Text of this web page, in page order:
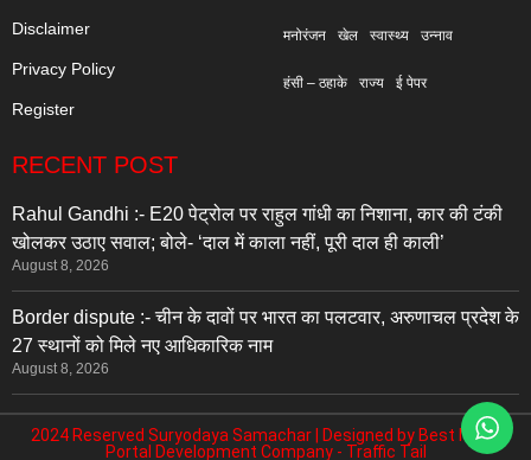
Disclaimer
Privacy Policy
Register
मनोरंजन खेल स्वास्थ्य उन्नाव
हंसी – ठहाके राज्य ई पेपर
RECENT POST
Rahul Gandhi :- E20 पेट्रोल पर राहुल गांधी का निशाना, कार की टंकी
खोलकर उठाए सवाल; बोले- ‘दाल में काला नहीं, पूरी दाल ही काली’
August 8, 2026
Border dispute :- चीन के दावों पर भारत का पलटवार, अरुणाचल प्रदेश के
27 स्थानों को मिले नए आधिकारिक नाम
August 8, 2026
2024 Reserved Suryodaya Samachar | Designed by Best News
Portal Development Company- Traffic Tail